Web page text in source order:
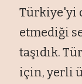
Türkiye'yi
etmediği
taşıdık.
için, yerli